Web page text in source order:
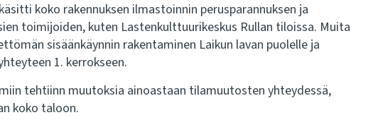
koko rakennuksen ilmastoinnin perusparannuksen ja
toimijoiden, kuten Lastenkulttuurikeskus Rullan tiloissa. Muita
sisäänkäynnin rakentaminen Laikun lavan puolelle ja
1. kerrokseen.
tehtiinn muutoksia ainoastaan tilamuutosten yhteydessä,
koko taloon.